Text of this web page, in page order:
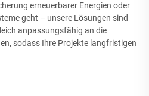
erneuerbarer Energien oder
geht – unsere Lösungen sind
anpassungsfähig an die
sodass Ihre Projekte langfristigen